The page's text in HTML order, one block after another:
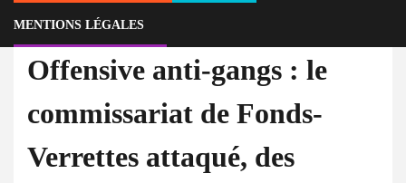
MENTIONS LÉGALES
À la Une Actu
Offensive anti-gangs : le
commissariat de Fonds-
Verrettes attaqué, des